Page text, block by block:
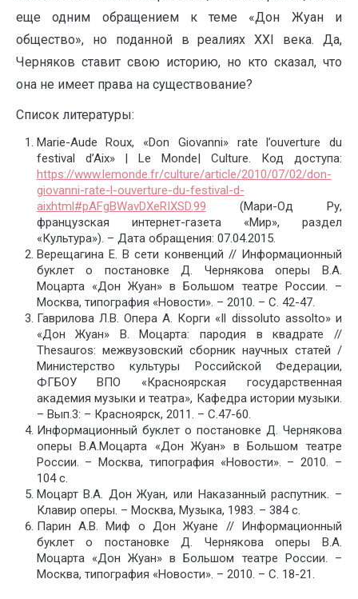
еще одним обращением к теме «Дон Жуан и
общество», но поданной в реалиях XXI века. Да,
Черняков ставит свою историю, но кто сказал, что
она не имеет права на существование?
Список литературы:
Marie-Aude Roux, «Don Giovanni» rate l’ouverture du
festival d’Aix» | Le Monde| Culture. Код доступа:
https://www.lemonde.fr/culture/article/2010/07/02/don-
giovanni-rate-l-ouverture-du-festival-d-
aixhtml#pAFgBWavDXeRIXSD.99 (Мари-Од Ру,
французская интернет-газета «Мир», раздел
«Культура»). – Дата обращения: 07.04.2015.
Верещагина Е. В сети конвенций // Информационный
буклет о постановке Д. Чернякова оперы В.А.
Моцарта «Дон Жуан» в Большом театре России. –
Москва, типография «Новости». – 2010. – С. 42-47.
Гаврилова Л.В. Опера А. Корги «Il dissoluto assolto» и
«Дон Жуан» В. Моцарта: пародия в квадрате //
Thesauros: межвузовский сборник научных статей /
Министерство культуры Российской Федерации,
ФГБОУ ВПО «Красноярская государственная
академия музыки и театра», Кафедра истории музыки.
– Вып.3: – Красноярск, 2011. – С.47-60.
Информационный буклет о постановке Д. Чернякова
оперы В.А.Моцарта «Дон Жуан» в Большом театре
России. – Москва, типография «Новости». – 2010. –
104 c.
Моцарт В.А. Дон Жуан, или Наказанный распутник. –
Клавир оперы. – Москва, Музыка, 1983. – 384 с.
Парин А.В. Миф о Дон Жуане // Информационный
буклет о постановке Д. Чернякова оперы В.А.
Моцарта «Дон Жуан» в Большом театре России. –
Москва, типография «Новости». – 2010. – С. 18-21.